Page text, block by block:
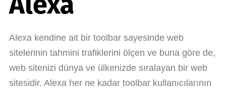
Alexa kendine ait bir toolbar sayesinde web
sitelerinin tahmini trafiklerini ölçen ve buna göre de,
web sitenizi dünya ve ülkenizde sıralayan bir web
sitesidir. Alexa her ne kadar toolbar kullanıcılarının